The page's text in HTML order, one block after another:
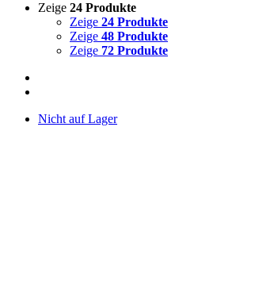
Zeige 24 Produkte
Zeige 24 Produkte
Zeige 48 Produkte
Zeige 72 Produkte
Nicht auf Lager